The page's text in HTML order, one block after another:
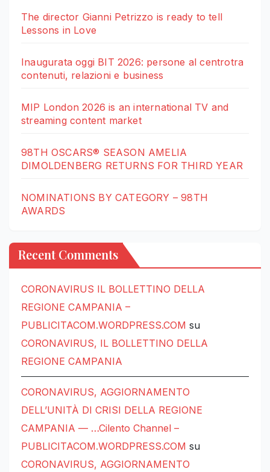
The director Gianni Petrizzo is ready to tell
Lessons in Love
Inaugurata oggi BIT 2026: persone al centrotra
contenuti, relazioni e business
MIP London 2026 is an international TV and
streaming content market
98TH OSCARS® SEASON AMELIA
DIMOLDENBERG RETURNS FOR THIRD YEAR
NOMINATIONS BY CATEGORY – 98TH
AWARDS
Recent Comments
CORONAVIRUS IL BOLLETTINO DELLA
REGIONE CAMPANIA –
PUBLICITACOM.WORDPRESS.COM su
CORONAVIRUS, IL BOLLETTINO DELLA
REGIONE CAMPANIA
CORONAVIRUS, AGGIORNAMENTO
DELL’UNITÀ DI CRISI DELLA REGIONE
CAMPANIA — …Cilento Channel –
PUBLICITACOM.WORDPRESS.COM su
CORONAVIRUS, AGGIORNAMENTO